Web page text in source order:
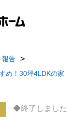
報告
め！30坪4LDKの家
◆終了しました